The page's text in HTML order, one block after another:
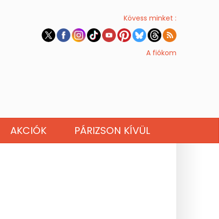
Kövess minket :
A fiókom
AKCIÓK PÁRIZSON KÍVÜL